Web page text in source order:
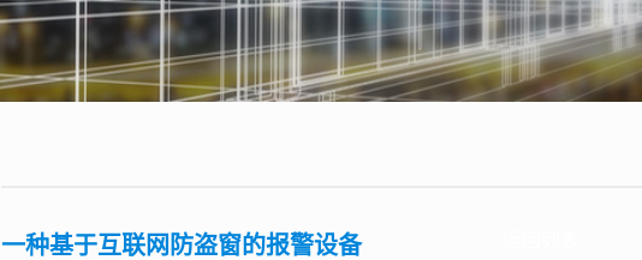
一种基于互联网防盗窗的报警设备